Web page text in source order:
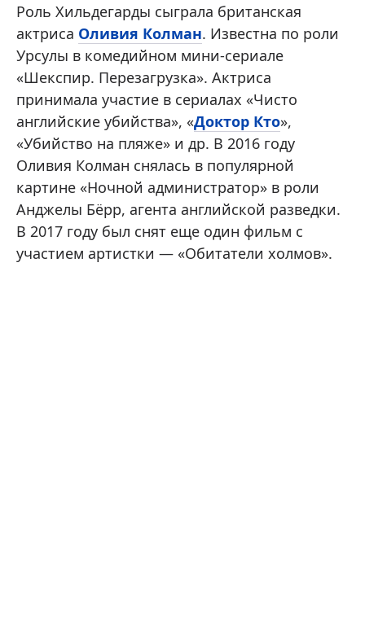
Роль Хильдегарды сыграла британская
актриса Оливия Колман. Известна по роли
Урсулы в комедийном мини-сериале
«Шекспир. Перезагрузка». Актриса
принимала участие в сериалах «Чисто
английские убийства», «Доктор Кто»,
«Убийство на пляже» и др. В 2016 году
Оливия Колман снялась в популярной
картине «Ночной администратор» в роли
Анджелы Бёрр, агента английской разведки.
В 2017 году был снят еще один фильм с
участием артистки — «Обитатели холмов».